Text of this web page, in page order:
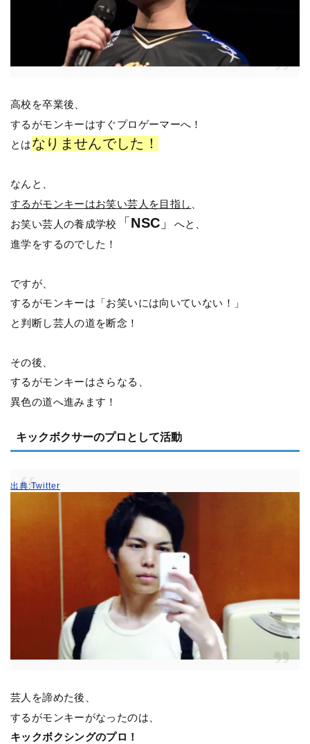
高校を卒業後、
するがモンキーはすぐプロゲーマーへ！
とはなりませんでした！
なんと、
するがモンキーはお笑い芸人を目指し
お笑い芸人の養成学校
「 NSC 」
へと、
進学をするのでした！
ですが、
するがモンキーは「お笑いには向いていない！」
と判断し芸人の道を断念！
その後、
するがモンキーはさらなる、
異色の道へ進みます！
キックボクサーのプロとして活動
出典:Twitter
芸人を諦めた後、
するがモンキーがなったのは、
キックボクシングのプロ！